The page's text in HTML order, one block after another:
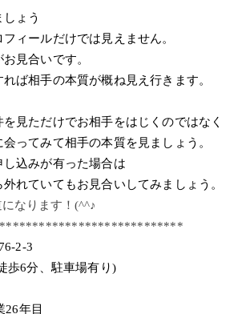
ょう
ィールだけでは見えません。
見合いです。
ば相手の本質が概ね見え行きます。
見ただけでお相手をはじくのではなく
ってみて相手の本質を見ましょう。
込みが有った場合は
れていてもお見合いしてみましょう。
なります！(^^♪
2-3
歩6分、駐車場有り)
26年目